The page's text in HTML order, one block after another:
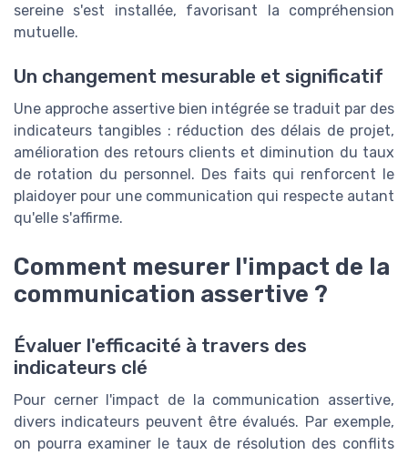
sereine s'est installée, favorisant la compréhension
mutuelle.
Un changement mesurable et significatif
Une approche assertive bien intégrée se traduit par des
indicateurs tangibles : réduction des délais de projet,
amélioration des retours clients et diminution du taux
de rotation du personnel. Des faits qui renforcent le
plaidoyer pour une communication qui respecte autant
qu'elle s'affirme.
Comment mesurer l'impact de la
communication assertive ?
Évaluer l'efficacité à travers des
indicateurs clé
Pour cerner l'impact de la communication assertive,
divers indicateurs peuvent être évalués. Par exemple,
on pourra examiner le taux de résolution des conflits